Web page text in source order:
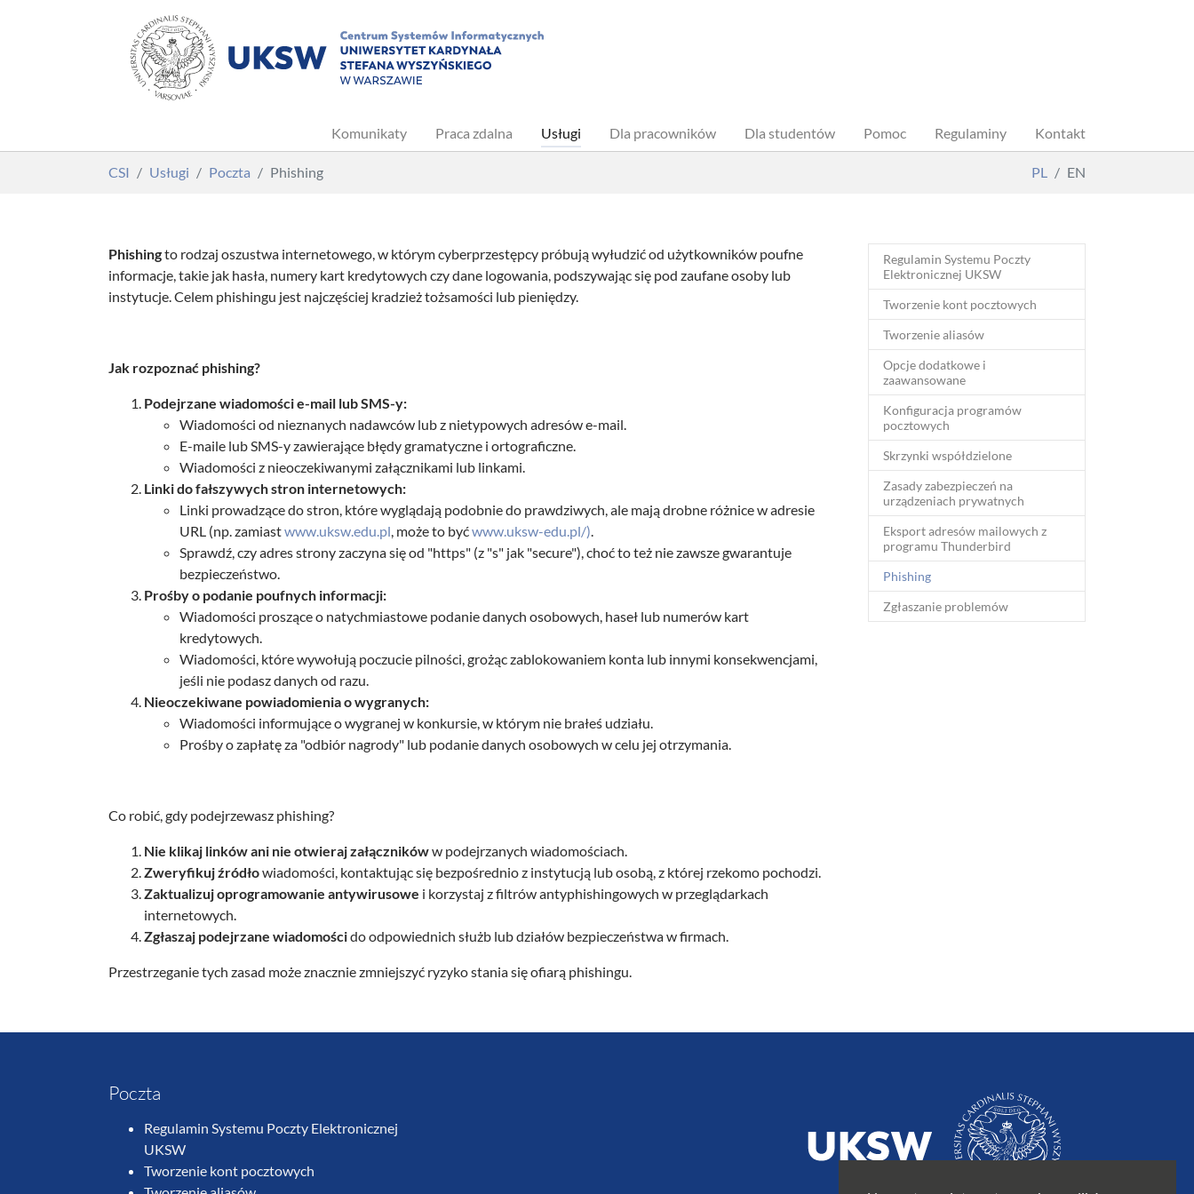
Komunikaty Praca zdalna Usługi Dla pracowników Dla studentów Pomoc Regulaminy
Kontakt
CSI Usługi Poczta Phishing PL EN
Regulamin Systemu Poczty
Elektronicznej UKSW
Tworzenie kont pocztowych
Tworzenie aliasów
Opcje dodatkowe i
zaawansowane
Konfiguracja programów
pocztowych
Skrzynki współdzielone
Zasady zabezpieczeń na
urządzeniach prywatnych
Eksport adresów mailowych z
programu Thunderbird
Phishing(current)
Zgłaszanie problemów
Phishingto rodzaj oszustwa internetowego, w którym cyberprzestępcy próbują wyłudzić od użytkowników poufne
informacje, takie jak hasła, numery kart kredytowych czy dane logowania, podszywając się pod zaufane osoby lub
instytucje. Celem phishingu jest najczęściej kradzież tożsamości lub pieniędzy.
Jak rozpoznać phishing?
Podejrzane wiadomości e-mail lub SMS-y:
Wiadomości od nieznanych nadawców lub z nietypowych adresów e-mail.
E-maile lub SMS-y zawierające błędy gramatyczne i ortograficzne.
Wiadomości z nieoczekiwanymi załącznikami lub linkami.
Linki do fałszywych stron internetowych:
Linki prowadzące do stron, które wyglądają podobnie do prawdziwych, ale mają drobne różnice w adresie
URL (np. zamiastwww.uksw.edu.pl, może to byćwww.uksw-edu.pl/).
Sprawdź, czy adres strony zaczyna się od "https" (z "s" jak "secure"), choć to też nie zawsze gwarantuje
bezpieczeństwo.
Prośby o podanie poufnych informacji:
Wiadomości proszące o natychmiastowe podanie danych osobowych, haseł lub numerów kart
kredytowych.
Wiadomości, które wywołują poczucie pilności, grożąc zablokowaniem konta lub innymi konsekwencjami,
jeśli nie podasz danych od razu.
Nieoczekiwane powiadomienia o wygranych:
Wiadomości informujące o wygranej w konkursie, w którym nie brałeś udziału.
Prośby o zapłatę za "odbiór nagrody" lub podanie danych osobowych w celu jej otrzymania.
Co robić, gdy podejrzewasz phishing?
Nie klikaj linków ani nie otwieraj załącznikóww podejrzanych wiadomościach.
Zweryfikuj źródłowiadomości, kontaktując się bezpośrednio z instytucją lub osobą, z której rzekomo pochodzi.
Zaktualizuj oprogramowanie antywirusowe i korzystaj z filtrów antyphishingowych w przeglądarkach
internetowych.
Zgłaszaj podejrzane wiadomoścido odpowiednich służb lub działów bezpieczeństwa w firmach.
Przestrzeganie tych zasad może znacznie zmniejszyć ryzyko stania się ofiarą phishingu.
Poczta
Regulamin Systemu Poczty Elektronicznej
UKSW
Tworzenie kont pocztowych